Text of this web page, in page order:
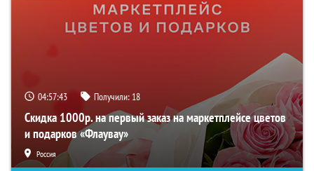
04:57:42 Получили: 18
Скидка 1000р. на первый заказ на маркетплейсе цветов
и подарков «Флаувау»
Россия